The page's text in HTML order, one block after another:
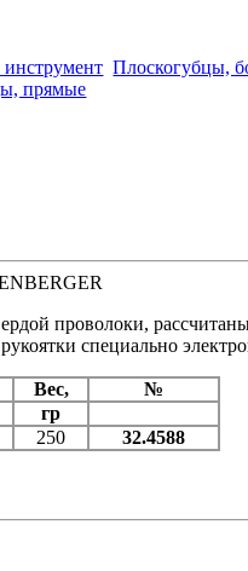
Плоскогубцы,
прямые
проволоки,
специально
Вес,
№
гр
250 32.4588